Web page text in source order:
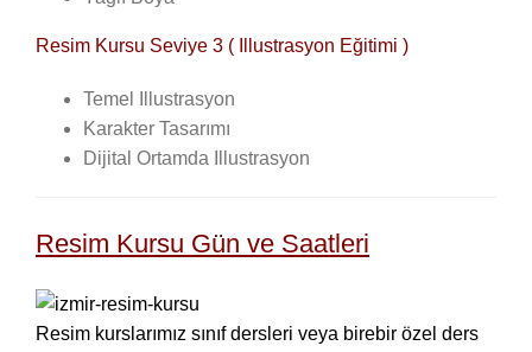
Resim Kursu Seviye 3 ( Illustrasyon Eğitimi )
Temel Illustrasyon
Karakter Tasarımı
Dijital Ortamda Illustrasyon
Resim Kursu Gün ve Saatleri
Resim kurslarımız sınıf dersleri veya birebir özel ders